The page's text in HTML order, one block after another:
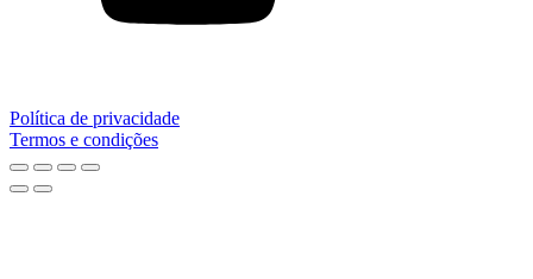
Política de privacidade
Termos e condições